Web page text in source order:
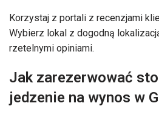
Korzystaj z portali z recenzjami
Wybierz lokal z dogodną
rzetelnymi opiniami.
Jak zarezerwować
jedzenie na wynos w